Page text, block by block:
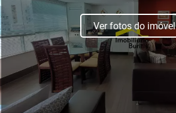
Ver fotos do imóvel